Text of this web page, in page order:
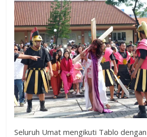
Seluruh Umat mengikuti Tablo